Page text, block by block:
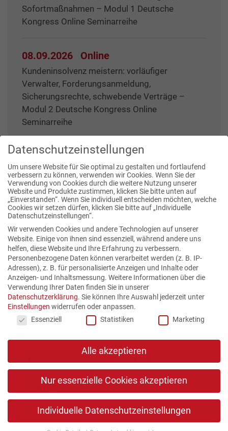
Sofortmaßnahmen – Modul 1 Deutsche
Kongress Online Seminarreihe
08.09.2026 Online
Kundeninsolvenz meistern: vorläufiger
Verwalter, Forderungsanmeldung,
Sicherungsrechte, schwebende Verträge –
Modul 2 Deutsche Kongress Online
Seminarreihe
Publikationen
Copyright © 2026 Alle Rechte vorbehalten. PASCHEN
Rechtsanwälte PartGmbB
Datenschutz
Kontakt
Impressum
Kanzleibroschüre
Datenschutzeinstellungen
Um unsere Website für Sie optimal zu gestalten und fortlaufend
verbessern zu können, verwenden wir Cookies. Wenn Sie der
Verwendung von Cookies durch die weitere Nutzung unserer
Website und Produkte zustimmen, klicken Sie bitte unten auf
„Einverstanden“. Wenn Sie individuell entscheiden möchten, welche
Cookies wir setzen dürfen, klicken Sie bitte auf „Individuelle
Datenschutzeinstellungen“.
Wir verwenden Cookies und andere Technologien auf unserer
Website. Einige von ihnen sind essenziell, während andere uns
helfen, diese Website und Ihre Erfahrung zu verbessern.
Personenbezogene Daten können verarbeitet werden (z. B. IP-
Adressen), z. B. für personalisierte Anzeigen und Inhalte oder
Anzeigen- und Inhaltsmessung. Weitere Informationen über die
Verwendung Ihrer Daten finden Sie in unserer
Datenschutzerklärung. Sie können Ihre Auswahl jederzeit unter
Einstellungen widerrufen oder anpassen.
Datenschutzeinstellungen
Essenziell Statistiken Marketing
Alle akzeptieren
Nur essenzielle Cookies akzeptieren
Individuelle Datenschutzeinstellungen